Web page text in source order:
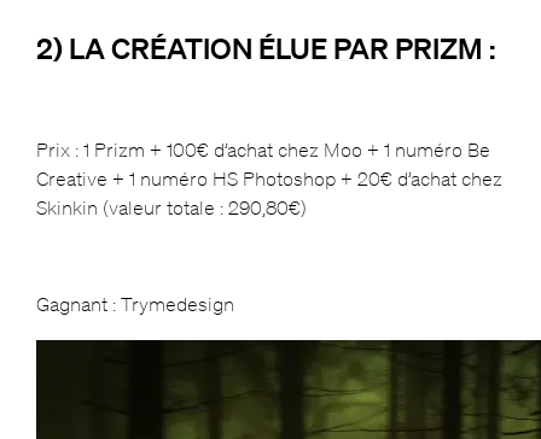
2) LA CRÉATION ÉLUE PAR PRIZM :
Prix : 1 Prizm + 100€ d’achat chez Moo + 1 numéro Be
Creative + 1 numéro HS Photoshop + 20€ d’achat chez
Skinkin (valeur totale : 290,80€)
Gagnant : Trymedesign